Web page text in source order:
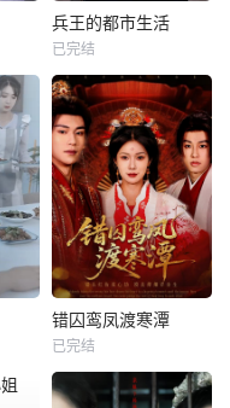
兵王的都市生活
已完结
错囚鸾凤渡寒潭
已完结